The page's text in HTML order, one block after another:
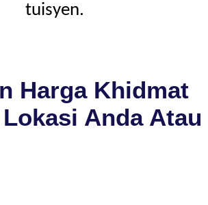
tuisyen.
Harga Khidmat
Anda Atau